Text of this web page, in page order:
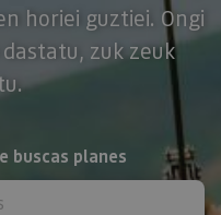
horiei guztiei. Ongi
zuk zeuk
buscas planes